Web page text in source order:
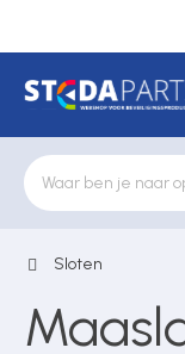
Deurbeslag
Sloten